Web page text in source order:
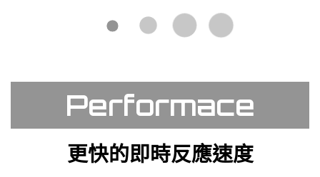
Performace
更快的即時反應速度